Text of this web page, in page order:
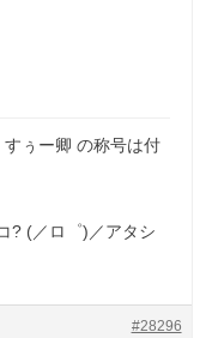
ぅー卿 の称号は付
? (／ロ゜)／アタシ
#28296